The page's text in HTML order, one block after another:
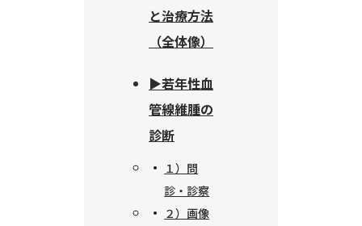
と治療方法
（全体像）
▶︎若年性血
管線維腫の
診断
１）問
診・診察
２）画像